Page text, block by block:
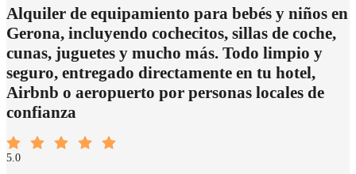
Alquiler de equipamiento para bebés y niños en
Gerona, incluyendo cochecitos, sillas de coche,
cunas, juguetes y mucho más. Todo limpio y
seguro, entregado directamente en tu hotel,
Airbnb o aeropuerto por personas locales de
confianza
5.0